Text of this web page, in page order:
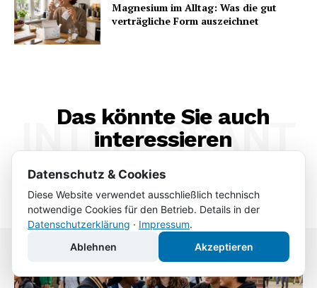
Magnesium im Alltag: Was die gut
verträgliche Form auszeichnet
Das könnte Sie auch
interessieren
INTERESSANT
Datenschutz & Cookies
Diese Website verwendet ausschließlich technisch
notwendige Cookies für den Betrieb. Details in der
Datenschutzerklärung · Impressum.
Ablehnen
Akzeptieren